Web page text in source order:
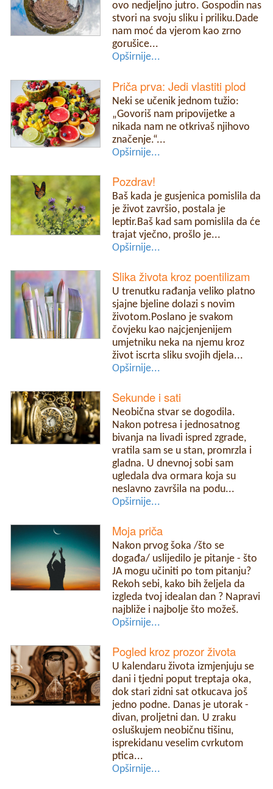
ovo nedjeljno jutro. Gospodin nas
stvori na svoju sliku i priliku.Dade
nam moć da vjerom kao zrno
gorušice...
Opširnije...
Priča prva: Jedi vlastiti plod
Neki se učenik jednom tužio:
„Govoriš nam pripovijetke a
nikada nam ne otkrivaš njihovo
značenje.“...
Opširnije...
Pozdrav!
Baš kada je gusjenica pomislila da
je život završio, postala je
leptir.Baš kad sam pomislila da će
trajat vječno, prošlo je...
Opširnije...
Slika života kroz poentilizam
U trenutku rađanja veliko platno
sjajne bjeline dolazi s novim
životom.Poslano je svakom
čovjeku kao najcjenjenijem
umjetniku neka na njemu kroz
život iscrta sliku svojih djela...
Opširnije...
Sekunde i sati
Neobična stvar se dogodila.
Nakon potresa i jednosatnog
bivanja na livadi ispred zgrade,
vratila sam se u stan, promrzla i
gladna. U dnevnoj sobi sam
ugledala dva ormara koja su
neslavno završila na podu...
Opširnije...
Moja priča
Nakon prvog šoka /što se
događa/ uslijedilo je pitanje - što
JA mogu učiniti po tom pitanju?
Rekoh sebi, kako bih željela da
izgleda tvoj idealan dan ? Napravi
najbliže i najbolje što možeš.
Opširnije...
Pogled kroz prozor života
U kalendaru života izmjenjuju se
dani i tjedni poput treptaja oka,
dok stari zidni sat otkucava još
jedno podne. Danas je utorak -
divan, proljetni dan. U zraku
osluškujem neobičnu tišinu,
isprekidanu veselim cvrkutom
ptica...
Opširnije...